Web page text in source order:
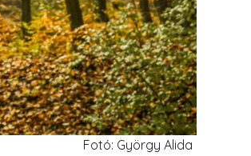
Fotó: György Alida